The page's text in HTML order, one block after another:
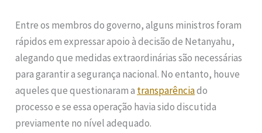
Entre os membros do governo, alguns ministros foram
rápidos em expressar apoio à decisão de Netanyahu,
alegando que medidas extraordinárias são necessárias
para garantir a segurança nacional. No entanto, houve
aqueles que questionaram a transparênciado
processo e se essa operação havia sido discutida
previamente no nível adequado.